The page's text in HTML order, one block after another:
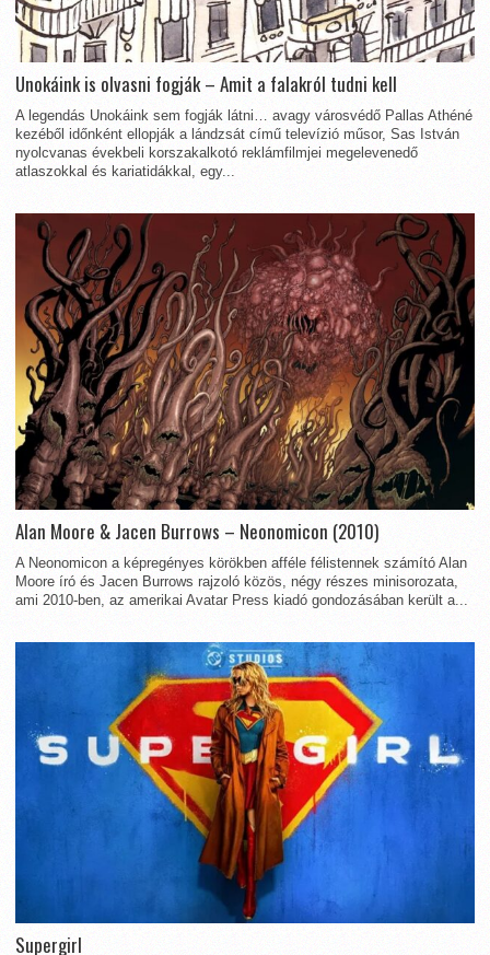
Unokáink is olvasni fogják – Amit a falakról tudni kell
A legendás Unokáink sem fogják látni… avagy városvédő Pallas Athéné
kezéből időnként ellopják a lándzsát című televízió műsor, Sas István
nyolcvanas évekbeli korszakalkotó reklámfilmjei megelevenedő
atlaszokkal és kariatidákkal, egy...
Alan Moore & Jacen Burrows – Neonomicon (2010)
A Neonomicon a képregényes körökben afféle félistennek számító Alan
Moore író és Jacen Burrows rajzoló közös, négy részes minisorozata,
ami 2010-ben, az amerikai Avatar Press kiadó gondozásában került a...
Supergirl